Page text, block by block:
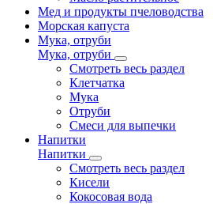
Мед и продукты пчеловодства
Морская капуста
Мука, отруби
Мука, отруби
Смотреть весь раздел
Клетчатка
Мука
Отруби
Смеси для выпечки
Напитки
Напитки
Смотреть весь раздел
Кисели
Кокосовая вода